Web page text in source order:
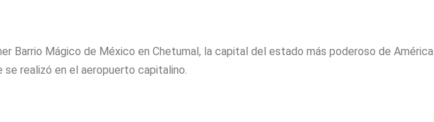
Barrio Mágico de México en Chetumal, la capital del estado más poderoso de América
se realizó en el aeropuerto capitalino.